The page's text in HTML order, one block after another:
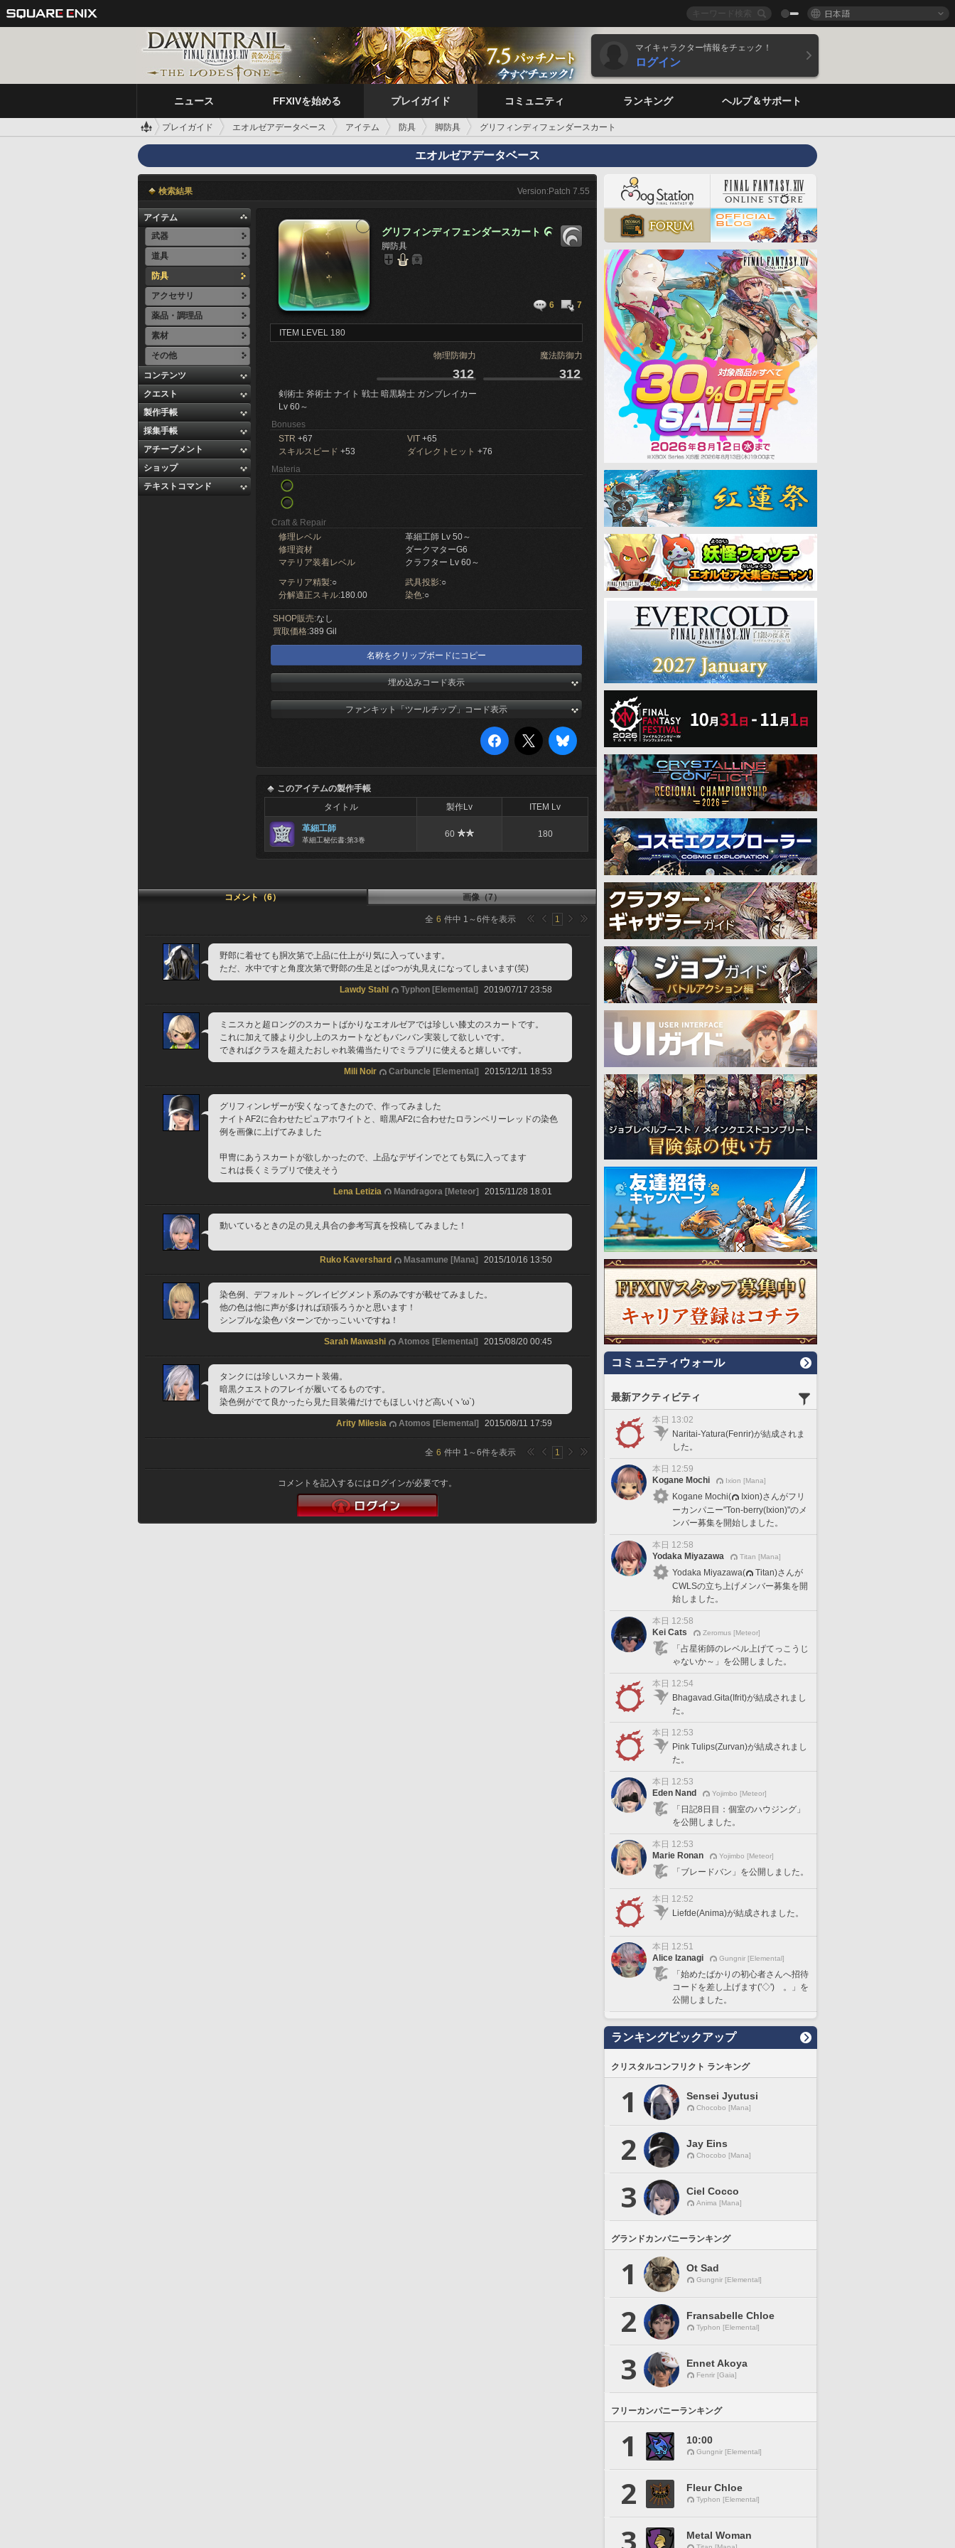
日本語
マイキャラクター情報をチェック！
ログイン
ニュース FFXIVを始める プレイガイド コミュニティ ランキング ヘルプ＆サポート
プレイガイド エオルゼアデータベース アイテム 防具 脚防具 グリフィンディフェンダースカート
エオルゼアデータベース
検索結果 Version:Patch 7.55
アイテム
武器
道具
防具
アクセサリ
薬品・調理品
素材
その他
コンテンツ
クエスト
製作手帳
採集手帳
アチーブメント
ショップ
テキストコマンド
グリフィンディフェンダースカート 
脚防具
6 7
ITEM LEVEL 180
物理防御力 魔法防御力
312 312
剣術士 斧術士 ナイト 戦士 暗黒騎士 ガンブレイカー
Lv 60～
Bonuses
STR +67 VIT +65
スキルスピード +53 ダイレクトヒット +76
Materia
Craft & Repair
修理レベル
革細工師 Lv 50～
修理資材
ダークマターG6
マテリア装着レベル
クラフター Lv 60～
マテリア精製:○ 武具投影:○
分解適正スキル:180.00 染色:○
SHOP販売:なし
買取価格:389 Gil
名称をクリップボードにコピー
埋め込みコード表示
ファンキット「ツールチップ」コード表示
このアイテムの製作手帳
タイトル
製作Lv ITEM Lv
革細工師
革細工秘伝書:第3巻
60 180
コメント（6） 画像（7）
全 6 件中 1 ～6件を表示 1
野郎に着せても胴次第で上品に仕上がり気に入っています。
ただ、水中ですと角度次第で野郎の生足とぱ○つが丸見えになってしまいます(笑)
Lawdy Stahl Typhon [Elemental] 2019/07/17 23:58
ミニスカと超ロングのスカートばかりなエオルゼアでは珍しい膝丈のスカートです。
これに加えて膝より少し上のスカートなどもバンバン実装して欲しいです。
できればクラスを超えたおしゃれ装備当たりでミラプリに使えると嬉しいです。
Mili Noir Carbuncle [Elemental] 2015/12/11 18:53
グリフィンレザーが安くなってきたので、作ってみました
ナイトAF2に合わせたピュアホワイトと、暗黒AF2に合わせたロランベリーレッドの染色
例を画像に上げてみました
甲冑にあうスカートが欲しかったので、上品なデザインでとても気に入ってます
これは長くミラプリで使えそう
Lena Letizia Mandragora [Meteor] 2015/11/28 18:01
動いているときの足の見え具合の参考写真を投稿してみました！
Ruko Kavershard Masamune [Mana] 2015/10/16 13:50
染色例、デフォルト～グレイピグメント系のみですが載せてみました。
他の色は他に声が多ければ頑張ろうかと思います！
シンプルな染色パターンでかっこいいですね！
Sarah Mawashi Atomos [Elemental] 2015/08/20 00:45
タンクには珍しいスカート装備。
暗黒クエストのフレイが履いてるものです。
染色例がでて良かったら見た目装備だけでもほしいけど高い(ヽ'ω`)
Arity Milesia Atomos [Elemental] 2015/08/11 17:59
全 6 件中 1 ～6件を表示 1
コメントを記入するにはログインが必要です。
コミュニティウォール
最新アクティビティ
本日 13:02
Naritai-Yatura(Fenrir)が結成されま
した。
本日 12:59
Kogane Mochi
Ixion [Mana]
Kogane Mochi(
Ixion)さんがフリ
ーカンパニー"Ton-berry(Ixion)"のメ
ンバー募集を開始しました。
本日 12:58
Yodaka Miyazawa
Titan [Mana]
Yodaka Miyazawa(
Titan)さんが
CWLSの立ち上げメンバー募集を開
始しました。
本日 12:58
Kei Cats
Zeromus [Meteor]
「占星術師のレベル上げてっこうじ
ゃないか～」を公開しました。
本日 12:54
Bhagavad.Gita(Ifrit)が結成されまし
た。
本日 12:53
Pink Tulips(Zurvan)が結成されまし
た。
本日 12:53
Eden Nand
Yojimbo [Meteor]
「日記8日目：個室のハウジング」
を公開しました。
本日 12:53
Marie Ronan
Yojimbo [Meteor]
「ブレードバン」を公開しました。
本日 12:52
Liefde(Anima)が結成されました。
本日 12:51
Alice Izanagi
Gungnir [Elemental]
「始めたばかりの初心者さんへ招待
コードを差し上げます('◇')ゞ。」を
公開しました。
ランキングピックアップ
クリスタルコンフリクト ランキング
1 Sensei Jyutusi
Chocobo [Mana]
2 Jay Eins
Chocobo [Mana]
3 Ciel Cocco
Anima [Mana]
グランドカンパニーランキング
1 Ot Sad
Gungnir [Elemental]
2 Fransabelle Chloe
Typhon [Elemental]
3 Ennet Akoya
Fenrir [Gaia]
フリーカンパニーランキング
1 10:00
Gungnir [Elemental]
2 Fleur Chloe
Typhon [Elemental]
Metal Woman